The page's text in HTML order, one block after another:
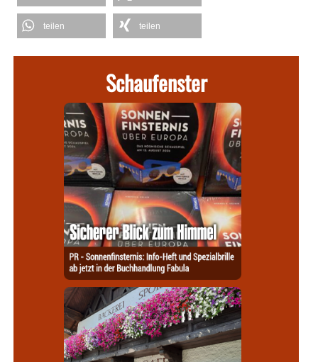
teilen teilen
Schaufenster